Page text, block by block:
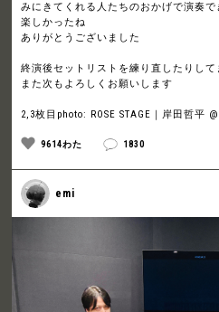
みにきてくれる人たちのおかげで演奏で
楽しかったね
ありがとうございました
終演後セットリストを練り直したりして
また次もよろしくお願いします
2,3枚目photo: ROSE STAGE｜岸田哲平
9614わた 1830
emi